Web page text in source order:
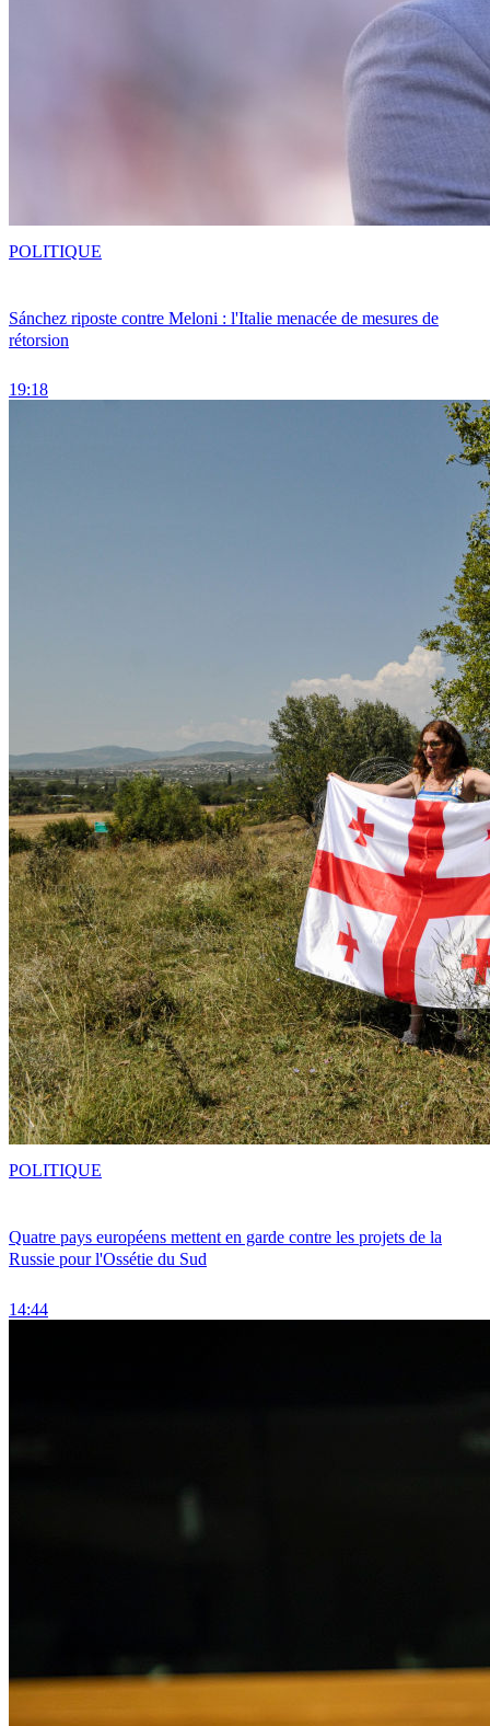
Sánchez riposte contre Meloni : l'Italie menacée de mesures de
rétorsion
19:18
POLITIQUE
Quatre pays européens mettent en garde contre les projets de la
Russie pour l'Ossétie du Sud
14:44
POLITIQUE